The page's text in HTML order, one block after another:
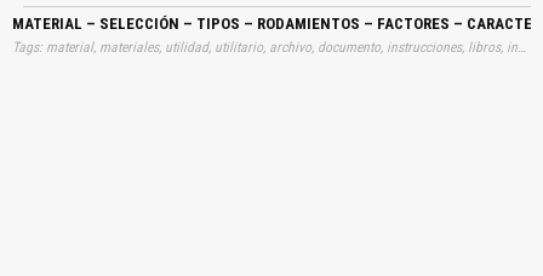
MATERIAL – SELECCIÓN – TIPOS – RODAMIENTOS – FACTORES –